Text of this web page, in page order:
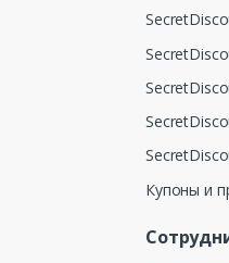
Купоны и